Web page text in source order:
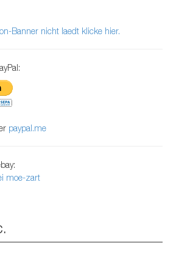
Banner nicht laedt klicke hier.
paypal.me